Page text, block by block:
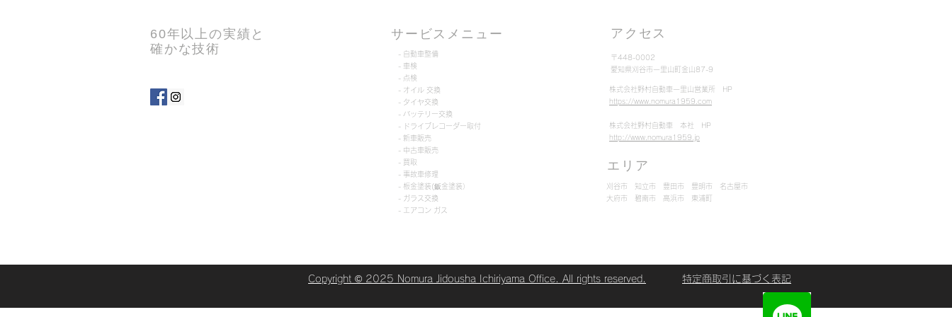
評価
た！！
60年以上の実績と
確かな技術
サービスメニュー
- 自動車整備
- 車検
- 点検
- オイル 交換
- タイヤ交換
- バッテリー交換
- ドライブレコーダー取付
- 新車販売
- 中古車販売
- 買取
- 事故車修理
- 板金塗装(鈑金塗装）
- ガラス交換
- エアコン ガス
アクセス
〒448-0002
​愛知県刈谷市一里山町金山87-9
株式会社野村自動車一里山営業所 HP
https://www.nomura1959.com
株式会社野村自動車 本社 HP
http://www.nomura1959.jp
​エリア
刈谷市 知立市 豊田市 豊明市 名古屋市
大府市 碧南市 高浜市 東浦町
特定商取引に基づく表記
Copyright © 2025 Nomura Jidousha Ichiriyama Office. All rights reserved.